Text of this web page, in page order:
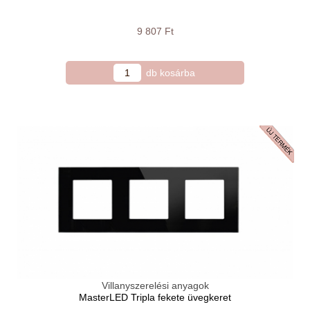
9 807 Ft
Villanyszerelési anyagok
MasterLED Tripla fekete üvegkeret